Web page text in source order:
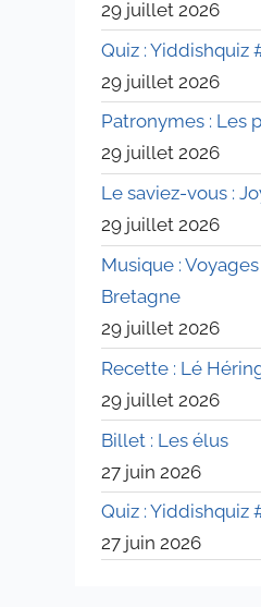
29 juillet 2026
Quiz : Yiddishquiz
29 juillet 2026
Patronymes : Les
29 juillet 2026
Le saviez-vous :
29 juillet 2026
Musique :
Bretagne
29 juillet 2026
Recette : Lé
29 juillet 2026
Billet : Les élus
27 juin 2026
Quiz : Yiddishquiz
27 juin 2026